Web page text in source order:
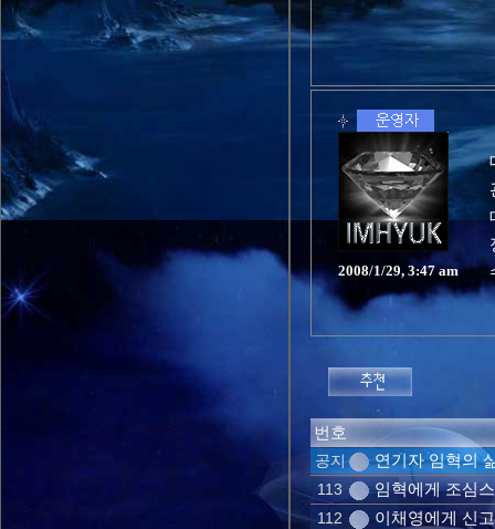
2008/1/29, 3:47 am
번호
공지 연기자 임혁의
113 임혁에게 조심
112 이채영에게 신